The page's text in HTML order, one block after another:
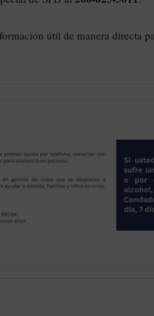
útil de manera directa